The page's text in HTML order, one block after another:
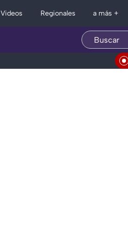
Videos Regionales a más +